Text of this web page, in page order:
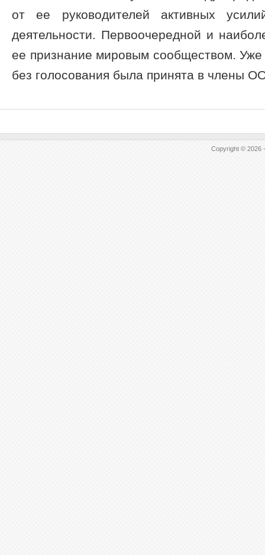
от ее руководителей активных
деятельности. Первоочередной и
ее признание мировым сообществом. Уже
без голосования была принята в члены
Copyright © 2026